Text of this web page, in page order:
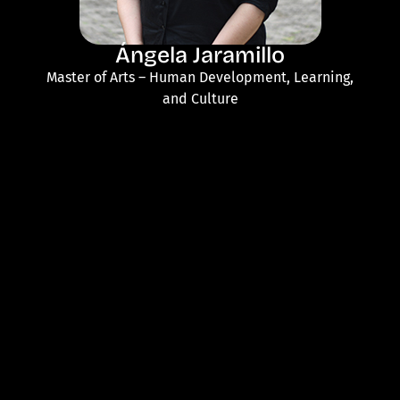
Ángela Jaramillo
Master of Arts – Human Development, Learning,
and Culture